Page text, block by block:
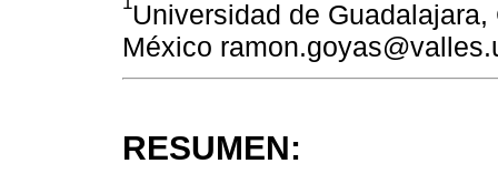
Universidad de
México
RESUMEN: